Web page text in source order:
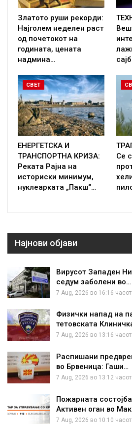
Златото руши рекорди:
Најголем неделен раст
од почетокот на
годината, цената
надмина…
СВЕТ
ЕНЕРГЕТСКА И
ТРАНСПОРТНА КРИЗА:
Реката Рајна на
историски минимум,
нуклеарката „Пакш“…
Се
Најнови објави
Вирусот Западен
седум заболени во…
7 Aug, 2026 во 16:16 часот.
Физички напад на
тетовската
7 Aug, 2026 во 13:16 часот.
Распишани
во Брвеница: Гаши…
7 Aug, 2026 во 13:12 часот.
Пожарната
Активен оган во
7 Aug, 2026 во 10:10 часот.